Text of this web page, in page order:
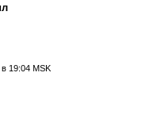
19:04 MSK